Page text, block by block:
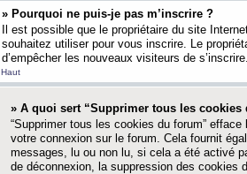
» Pourquoi ne puis-je pas m’inscrire ?
Il est possible que le propriétaire du site
souhaitez utiliser pour vous inscrire. Le
d’empêcher les nouveaux visiteurs de
Haut
» A quoi sert “Supprimer tous les cookies
“Supprimer tous les cookies du forum”
votre connexion sur le forum. Cela fournit
messages, lu ou non lu, si cela a été activé
de déconnexion, la suppression des cookies